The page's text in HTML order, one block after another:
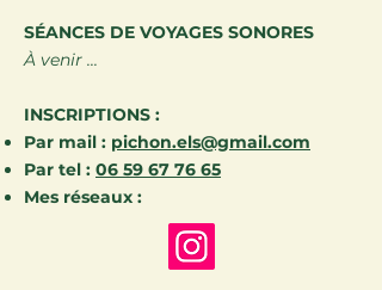
SÉANCES DE VOYAGES SONORES
À venir ...
INSCRIPTIONS :
Par mail : pichon.els@gmail.com
Par tel : 06 59 67 76 65
Mes réseaux :